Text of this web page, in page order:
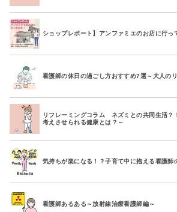
ショップレポート】アンファミエのお店に行っ
看護師の休日の過ごし方おすすめ7選～大人の
リフレーミングコラム ネズミとの共同生活？
考えさせられる健康とは？～
気持ちが楽になる！？子育て中に抱える看護師
看護師あるある～放射線治療看護師編～